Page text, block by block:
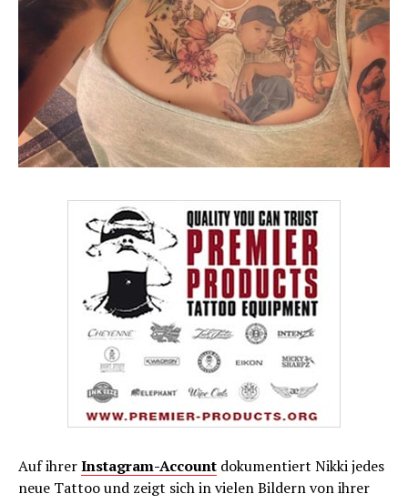
Auf ihrerInstagram-Account dokumentiert Nikki jedes
neue Tattoo und zeigt sich in vielen Bildern von ihrer